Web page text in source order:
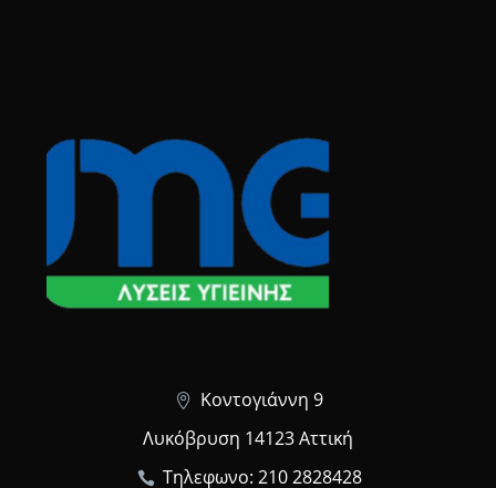
Κοντογιάννη 9
Λυκόβρυση 14123 Αττική
Τηλεφωνο: 210 2828428